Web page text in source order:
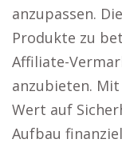
anzupassen.
Produkte zu
Affiliate-
anzubieten.
Wert auf
Aufbau